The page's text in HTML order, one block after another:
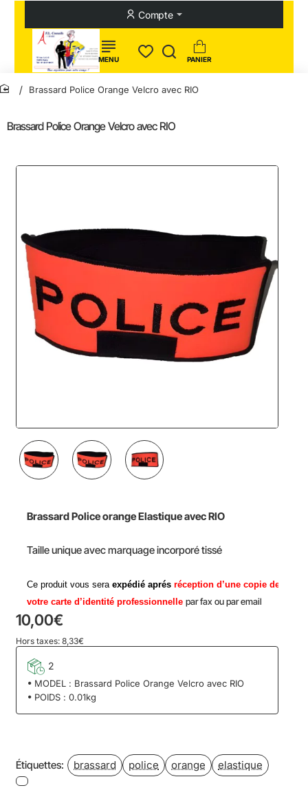
Compte
Brassard Police Orange Velcro avec RIO
home
Brassard Police Orange Velcro avec RIO
Brassard Police orange Elastique avec RIO
Taille unique avec marquage incorporé tissé
Ce produit vous sera expédié aprés réception d’une copie de
votre carte d’identité professionnelle par fax ou par email
10,00€
Hors taxes: 8,33€
2
MODEL : Brassard Police Orange Velcro avec RIO
POIDS : 0.01kg
Étiquettes: brassard police orange elastique